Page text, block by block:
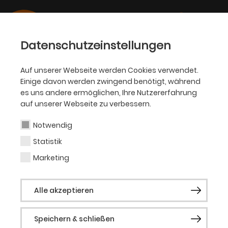
Datenschutzeinstellungen
Auf unserer Webseite werden Cookies verwendet.
Einige davon werden zwingend benötigt, während
es uns andere ermöglichen, Ihre Nutzererfahrung
auf unserer Webseite zu verbessern.
Notwendig
Statistik
Marketing
Alle akzeptieren
Speichern & schließen
OPER
Jörn-Felix Alt
Regie & Choreografie
Bereits als Kind verspürte Jörn-Felix Alt
seine Leidenschaft für die Bühne und
knüpfte erste Kontakte zum Theater. Seine
Ausbildung erhielt der gebürtige Schwabe